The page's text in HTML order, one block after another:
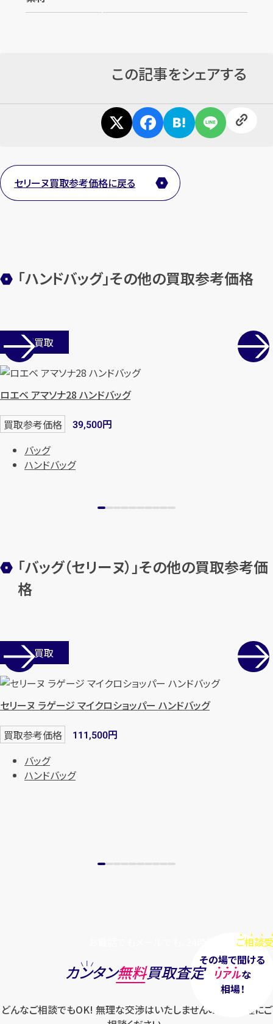
カンタン無料
最短1分！今すぐ査定金額をお伝えいた
します
始除く)
この記事をシェアする
セリーヌ買取参考価格に戻る
「ハンドバッグ」その他の買取参考価格
店舗買取
ロエベ アマソナ28 ハンドバッグ
買取参考価格 39,500円
バッグ
ハンドバッグ
「バッグ（セリーヌ）」その他の買取参考価
格
店舗買取
セリーヌ ラゲージ マイクロショッパー ハンドバッグ
買取参考価格 111,500円
バッグ
ハンドバッグ
ご相談
その場で聞ける
リアルな
相場！
カンタン無料買取査定
どんなご相談でもOK! 無理な交渉はいたしませんのでお気軽にご